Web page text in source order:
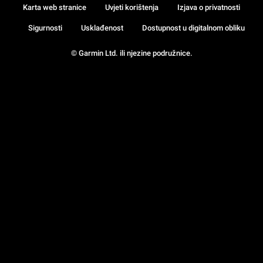
© Garmin Ltd. ili njezine podružnice.
Karta web stranice Uvjeti korištenja Izjava o privatnosti
Sigurnosti Usklađenost Dostupnost u digitalnom obliku